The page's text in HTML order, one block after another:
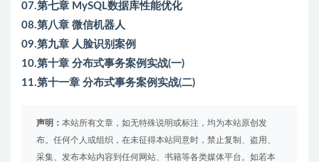
07.第七章 MySQL数据库性能优化
08.第八章 微信机器人
09.第九章 人脸识别案例
10.第十章 分布式事务案例实战(一)
11.第十一章 分布式事务案例实战(二)
声明： 本站所有文章，如无特殊说明或标注，均为本站原创发
布。任何个人或组织，在未征得本站同意时，禁止复制、盗用、
采集、发布本站内容到任何网站、书籍等各类媒体平台。如若本